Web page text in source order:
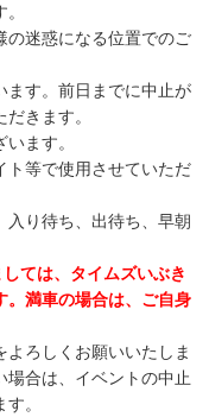
の迷惑になる位置でのご
ます。前日までに中止が
きます。
ます。
ト等で使用させていただ
入り待ち、出待ち、早朝
ては、タイムズいぶき
。満車の場合は、ご自身
よろしくお願いいたしま
合は、イベントの中止
。